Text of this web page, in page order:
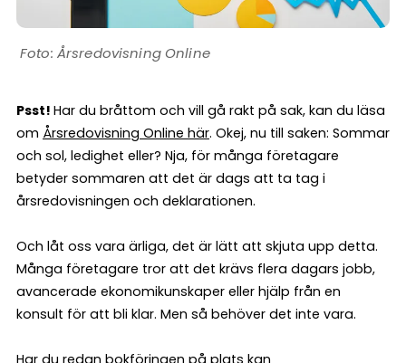
Årsredovisning Online
Psst! Har du bråttom och vill gå rakt på sak, kan du läsa
om Årsredovisning Online här. Okej, nu till saken: Sommar
och sol, ledighet eller? Nja, för många företagare
betyder sommaren att det är dags att ta tag i
årsredovisningen och deklarationen.
Och låt oss vara ärliga, det är lätt att skjuta upp detta.
Många företagare tror att det krävs flera dagars jobb,
avancerade ekonomikunskaper eller hjälp från en
konsult för att bli klar. Men så behöver det inte vara.
Har du redan bokföringen på plats kan